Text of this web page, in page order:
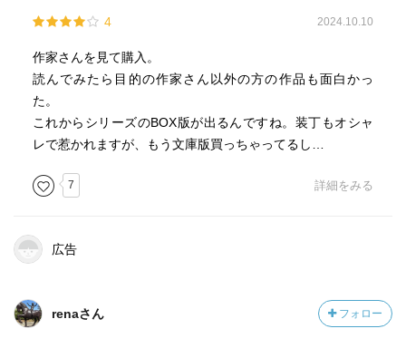
4 2024.10.10
作家さんを見て購入。
読んでみたら目的の作家さん以外の方の作品も面白かっ
た。
これからシリーズのBOX版が出るんですね。装丁もオシャ
レで惹かれますが、もう文庫版買っちゃってるし…
7 詳細をみる
広告
renaさん フォロー